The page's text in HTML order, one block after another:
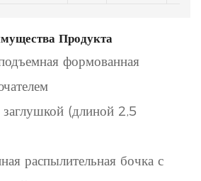
Продукта
формованная
(длиной 2,5
распылительная бочка с